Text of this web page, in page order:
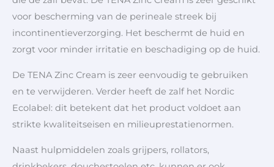
voor bescherming van de perineale streek bij
incontinentieverzorging. Het beschermt de huid en
zorgt voor minder irritatie en beschadiging op de huid.
De TENA Zinc Cream is zeer eenvoudig te gebruiken
en te verwijderen. Verder heeft de zalf het Nordic
Ecolabel: dit betekent dat het product voldoet aan
strikte kwaliteitseisen en milieuprestatienormen.
Naast hulpmiddelen zoals grijpers, rollators,